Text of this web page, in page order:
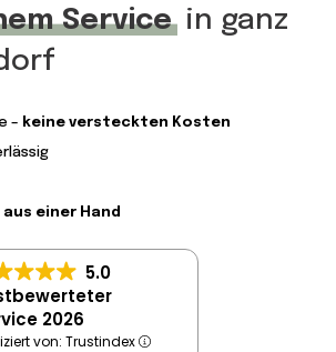
Service in ganz
– keine versteckten Kosten
aus einer Hand
5.0
2026
von: Trustindex